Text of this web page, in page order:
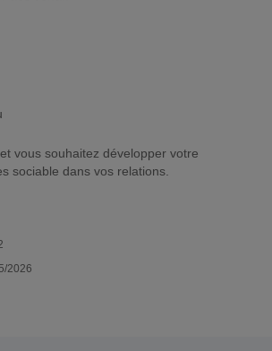
vous souhaitez développer votre
sociable dans vos relations.
2026